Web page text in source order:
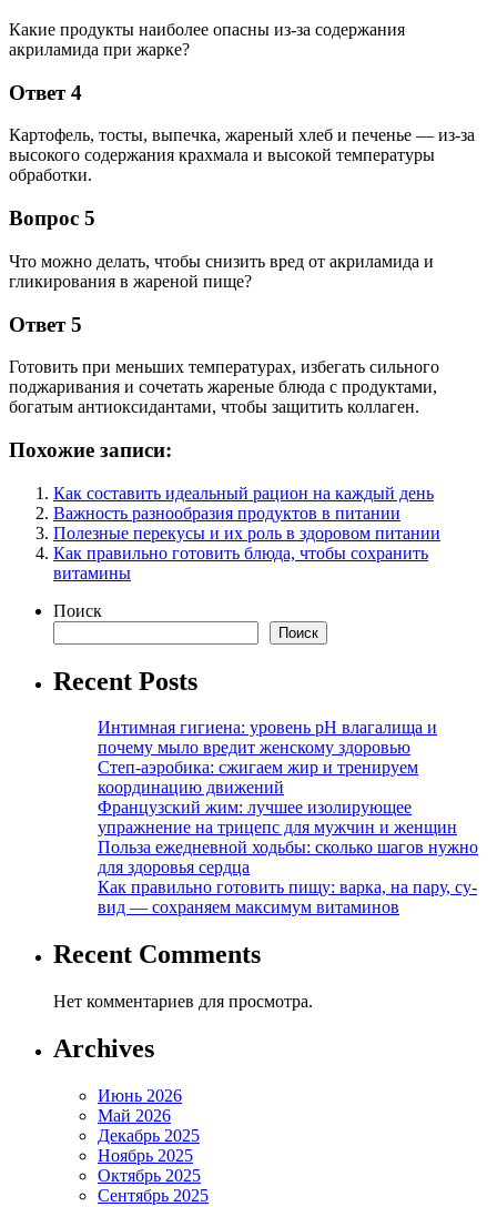
Какие продукты наиболее опасны из-за содержания
акриламида при жарке?
Ответ 4
Картофель, тосты, выпечка, жареный хлеб и печенье — из-за
высокого содержания крахмала и высокой температуры
обработки.
Вопрос 5
Что можно делать, чтобы снизить вред от акриламида и
гликирования в жареной пище?
Ответ 5
Готовить при меньших температурах, избегать сильного
поджаривания и сочетать жареные блюда с продуктами,
богатым антиоксидантами, чтобы защитить коллаген.
Похожие записи:
Как составить идеальный рацион на каждый день
Важность разнообразия продуктов в питании
Полезные перекусы и их роль в здоровом питании
Как правильно готовить блюда, чтобы сохранить
витамины
Поиск
Поиск
Recent Posts
Интимная гигиена: уровень pH влагалища и
почему мыло вредит женскому здоровью
Степ-аэробика: сжигаем жир и тренируем
координацию движений
Французский жим: лучшее изолирующее
упражнение на трицепс для мужчин и женщин
Польза ежедневной ходьбы: сколько шагов нужно
для здоровья сердца
Как правильно готовить пищу: варка, на пару, су-
вид — сохраняем максимум витаминов
Recent Comments
Нет комментариев для просмотра.
Archives
Июнь 2026
Май 2026
Декабрь 2025
Ноябрь 2025
Октябрь 2025
Сентябрь 2025